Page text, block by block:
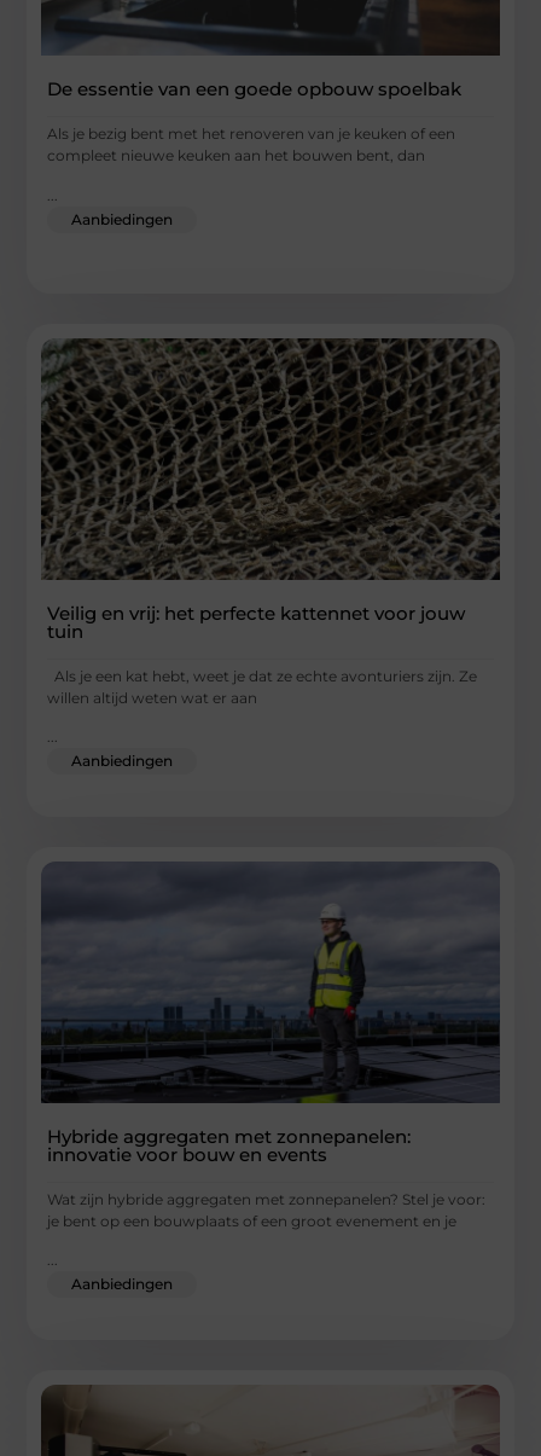
De essentie van een goede opbouw spoelbak
Als je bezig bent met het renoveren van je keuken of een
compleet nieuwe keuken aan het bouwen bent, dan
Aanbiedingen
Veilig en vrij: het perfecte kattennet voor jouw
tuin
Als je een kat hebt, weet je dat ze echte avonturiers zijn. Ze
willen altijd weten wat er aan
...
Aanbiedingen
Hybride aggregaten met zonnepanelen:
innovatie voor bouw en events
Wat zijn hybride aggregaten met zonnepanelen? Stel je voor:
je bent op een bouwplaats of een groot evenement en je
...
Aanbiedingen